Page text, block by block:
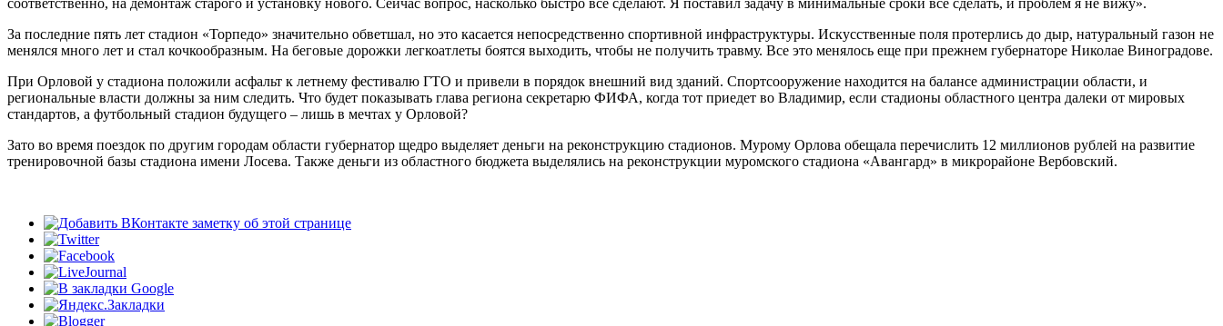
За последние пять лет стадион «Торпедо» значительно обветшал, но это касается непосредственно спортивной инфраструктуры. Искусственные поля протерлись до дыр, натуральный газон не
менялся много лет и стал кочкообразным. На беговые дорожки легкоатлеты боятся выходить, чтобы не получить травму. Все это менялось еще при прежнем губернаторе Николае Виноградове.
При Орловой у стадиона положили асфальт к летнему фестивалю ГТО и привели в порядок внешний вид зданий. Спортсооружение находится на балансе администрации области, и
региональные власти должны за ним следить. Что будет показывать глава региона секретарю ФИФА, когда тот приедет во Владимир, если стадионы областного центра далеки от мировых
стандартов, а футбольный стадион будущего – лишь в мечтах у Орловой?
Зато во время поездок по другим городам области губернатор щедро выделяет деньги на реконструкцию стадионов. Мурому Орлова обещала перечислить 12 миллионов рублей на развитие
тренировочной базы стадиона имени Лосева. Также деньги из областного бюджета выделялись на реконструкции муромского стадиона «Авангард» в микрорайоне Вербовский.